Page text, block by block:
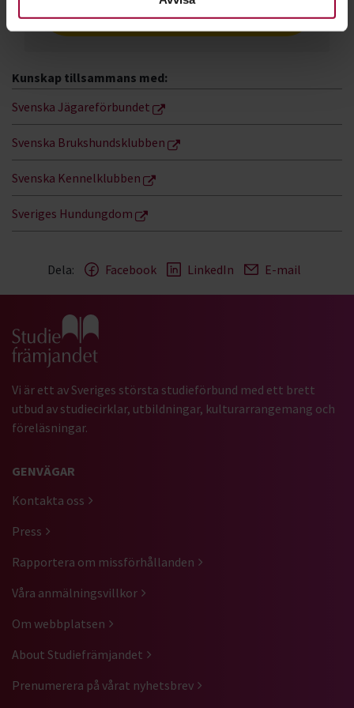
viltolycka.se
Kunskap tillsammans med:
Svenska Jägareförbundet
Svenska Brukshundsklubben
Svenska Kennelklubben
Sveriges Hundungdom
Dela: Facebook LinkedIn E-mail
Gå till studiefrämjandets startsida
Vi är ett av Sveriges största studieförbund med ett brett
utbud av studiecirklar, utbildningar, kulturarrangemang och
föreläsningar.
GENVÄGAR
Kontakta oss
Press
Rapportera om missförhållanden
Våra anmälningsvillkor
Om webbplatsen
About Studiefrämjandet
Prenumerera på vårat nyhetsbrev